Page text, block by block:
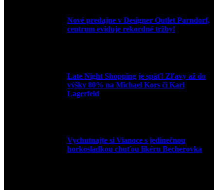
Nové predajne v Designer Outlet Parndorf,
centrum eviduje rekordné tržby!
Late Night Shopping je späť! Zľavy až do
výšky 80% na Michael Kors či Karl
Lagerfeld
Vychutnajte si Vianoce s jedinečnou
horkosladkou chuťou likéru Becherovka